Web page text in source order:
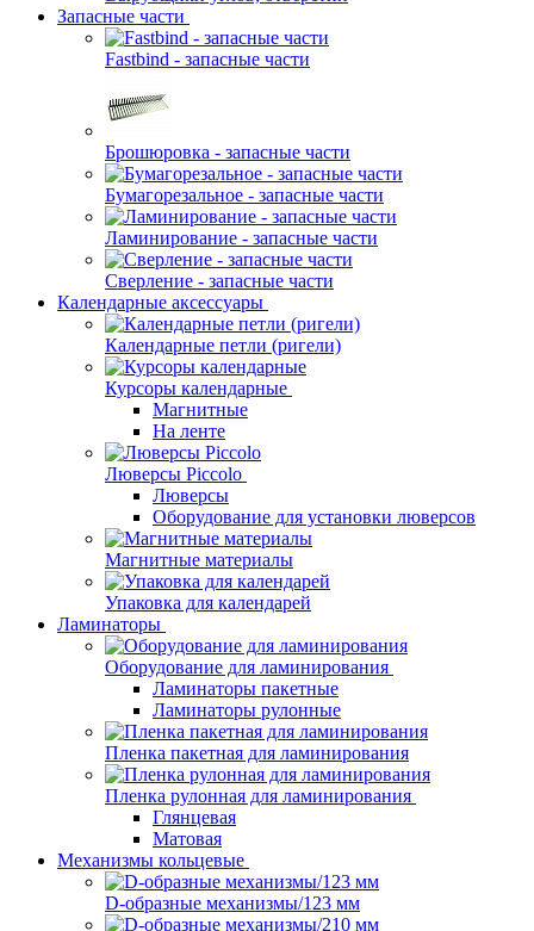
Запасные части
Fastbind - запасные части
Брошюровка - запасные части
Бумагорезальное - запасные части
Ламинирование - запасные части
Сверление - запасные части
Календарные аксессуары
Календарные петли (ригели)
Курсоры календарные
Магнитные
На ленте
Люверсы Piccolo
Люверсы
Оборудование для установки люверсов
Магнитные материалы
Упаковка для календарей
Ламинаторы
Оборудование для ламинирования
Ламинаторы пакетные
Ламинаторы рулонные
Пленка пакетная для ламинирования
Пленка рулонная для ламинирования
Глянцевая
Матовая
Механизмы кольцевые
D-образные механизмы/123 мм